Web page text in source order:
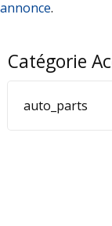
annonce.
Catégorie
auto_parts